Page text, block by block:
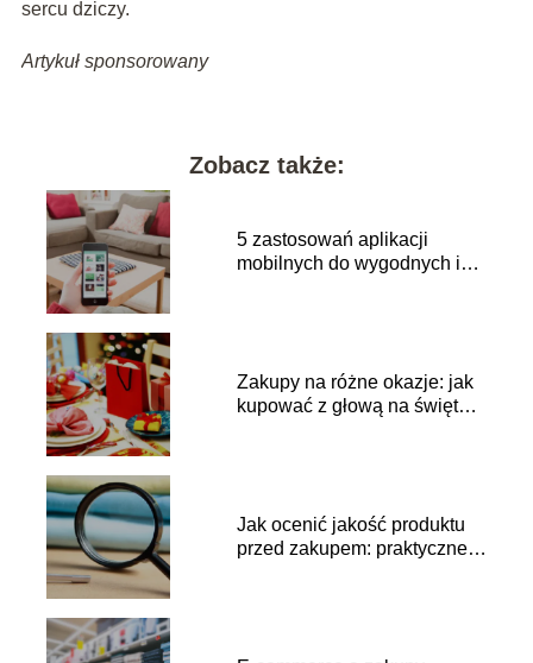
sercu dziczy.
Artykuł sponsorowany
Zobacz także:
5 zastosowań aplikacji
mobilnych do wygodnych i
Zakupy na różne okazje: jak
kupować z głową na święta i
Jak ocenić jakość produktu
przed zakupem: praktyczne